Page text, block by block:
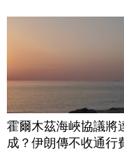
霍爾木茲海峽協議將
成？伊朗傳不收通行